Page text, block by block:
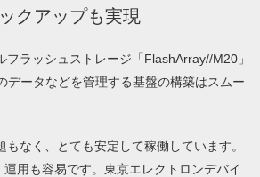
クアップも実現
ラッシュストレージ「FlashArray//M20」
データなどを管理する基盤の構築はスムー
もなく、とても安定して稼働しています。
用も容易です。東京エレクトロンデバイ